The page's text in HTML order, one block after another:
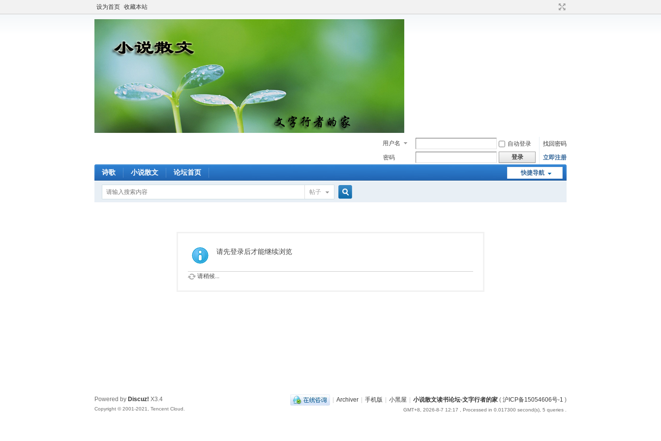
设为首页 收藏本站
用户名 自动登录
找回密码
密码
登录 立即注册
快捷导航
诗歌 小说散文 论坛首页
帖子
请先登录后才能继续浏览
请稍候...
| Archiver | 手机版 | 小黑屋 | 小说散文读书论坛-文字行者的家 ( 沪ICP备15054606号-1 )
GMT+8, 2026-8-7 12:17 , Processed in 0.017300 second(s), 5 queries .
Powered by Discuz! X3.4
Copyright © 2001-2021, Tencent Cloud.